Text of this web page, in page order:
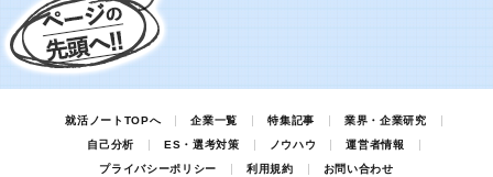
就活ノートTOPへ 企業一覧 特集記事
業界・企業研究
自己分析
ES・選考対策 ノウハウ
運営者情報
プライバシーポリシー
利用規約 お問い合わせ